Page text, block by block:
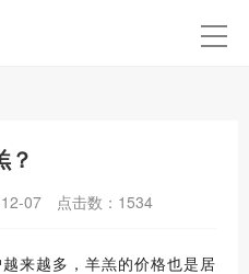
？
07 点击数： 1534
来越多，羊羔的价格也是居